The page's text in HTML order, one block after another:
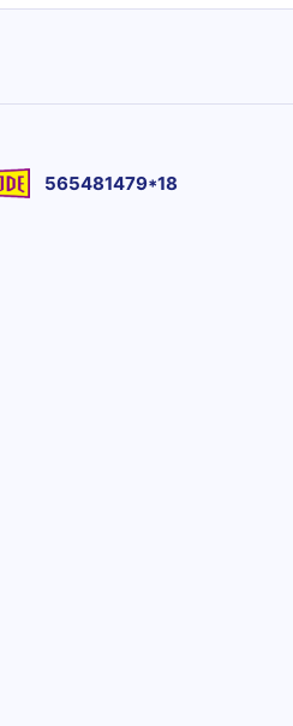
565481479*18